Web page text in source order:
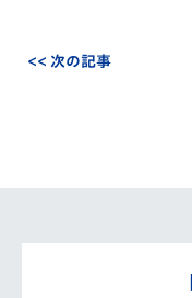
<< 次の記事